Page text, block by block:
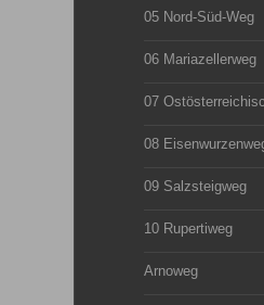
05 Nord-Süd-Weg
06 Mariazellerweg
07
08
09 Salzsteigweg
10 Rupertiweg
Arnoweg